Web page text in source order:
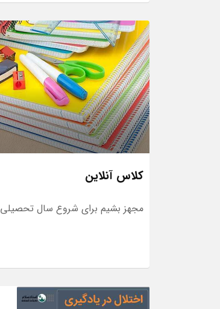
کلاس آنلاین
مجهز بشیم برای شروع سال تحصیلی